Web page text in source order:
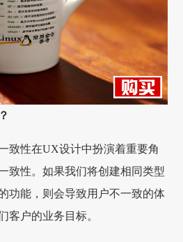
致性在UX设计中扮演着重要角
致性。如果我们将创建相同类型
功能，则会导致用户不一致的体
客户的业务目标。